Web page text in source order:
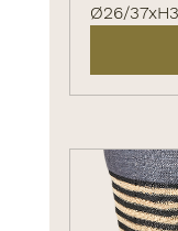
Ø26/